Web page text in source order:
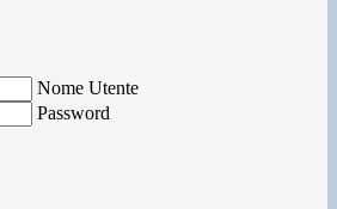
Nome Utente
Password